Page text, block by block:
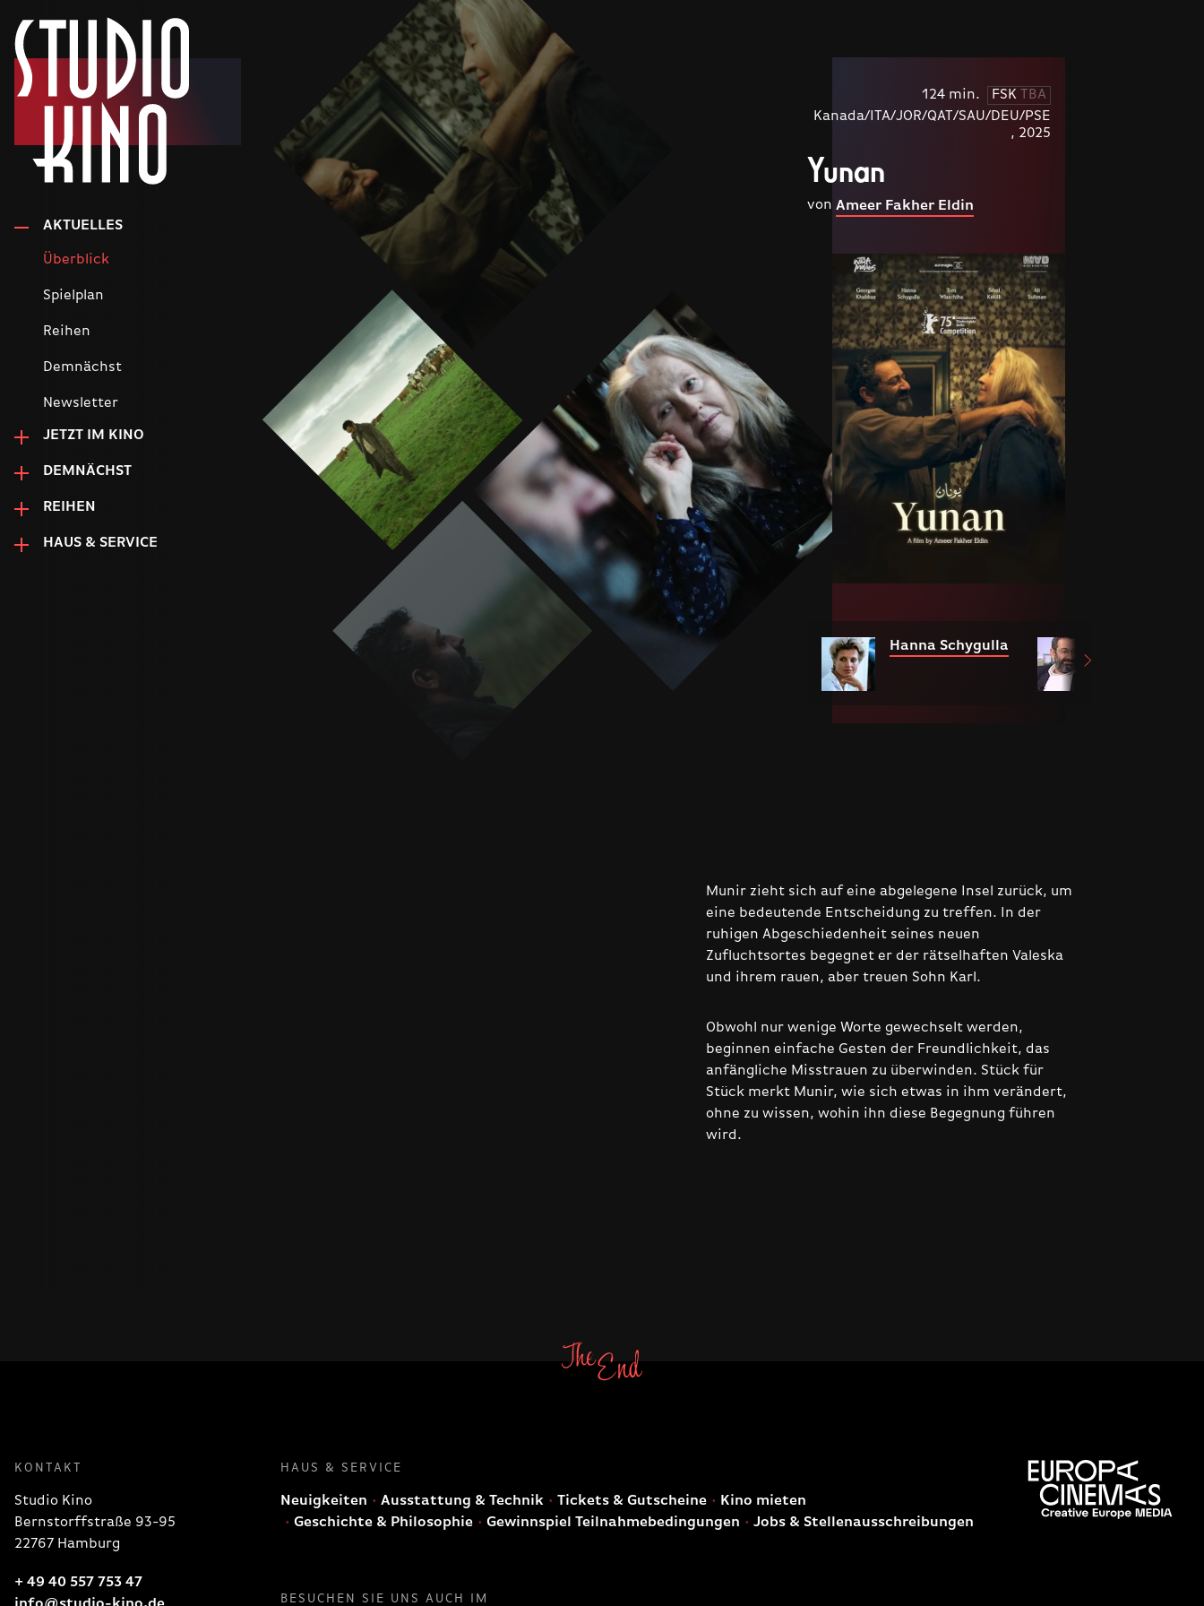
AKTUELLES
Überblick
Spielplan
Reihen
Demnächst
Newsletter
JETZT IM KINO
DEMNÄCHST
REIHEN
HAUS & SERVICE
124 min. FSK
TBA
Kanada/ITA/JOR/QAT/SAU/DEU/PSE
, 2025
Yunan
vonAmeer Fakher Eldin
Hanna Schygulla
Munir zieht sich auf eine abgelegene Insel zurück, um
eine bedeutende Entscheidung zu treffen. In der
ruhigen Abgeschiedenheit seines neuen
Zufluchtsortes begegnet er der rätselhaften Valeska
und ihrem rauen, aber treuen Sohn Karl.
Obwohl nur wenige Worte gewechselt werden,
beginnen einfache Gesten der Freundlichkeit, das
anfängliche Misstrauen zu überwinden. Stück für
Stück merkt Munir, wie sich etwas in ihm verändert,
ohne zu wissen, wohin ihn diese Begegnung führen
wird.
KONTAKT
Studio Kino
Bernstorffstraße 93-95
22767 Hamburg
+ 49 40 557 753 47
HAUS & SERVICE
Neuigkeiten Ausstattung & Technik Tickets & Gutscheine
Kino mieten
Geschichte & Philosophie
Gewinnspiel Teilnahmebedingungen Jobs & Stellenausschreibungen
BESUCHEN SIE UNS AUCH IM